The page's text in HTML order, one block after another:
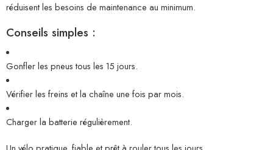
réduisent les besoins de maintenance au minimum.
Conseils simples :
Gonfler les pneus tous les 15 jours.
Vérifier les freins et la chaîne une fois par mois.
Charger la batterie régulièrement.